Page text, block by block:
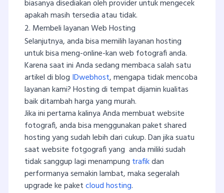
biasanya disediakan oleh provider untuk mengecek
apakah masih tersedia atau tidak.
2. Membeli layanan Web Hosting
Selanjutnya, anda bisa memilih layanan hosting
untuk bisa meng-online-kan web fotografi anda.
Karena saat ini Anda sedang membaca salah satu
artikel di blog IDwebhost, mengapa tidak mencoba
layanan kami? Hosting di tempat dijamin kualitas
baik ditambah harga yang murah.
Jika ini pertama kalinya Anda membuat website
fotografi, anda bisa menggunakan paket shared
hosting yang sudah lebih dari cukup. Dan jika suatu
saat website fotgografi yang anda miliki sudah
tidak sanggup lagi menampung trafikdan
performanya semakin lambat, maka segeralah
upgrade ke paketcloud hosting.